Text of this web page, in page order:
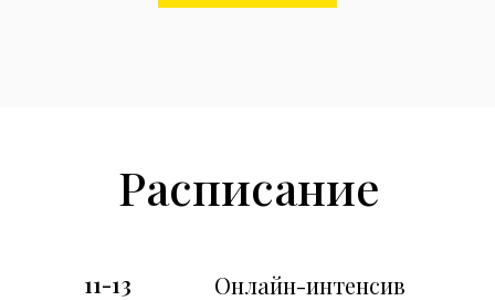
Расписание
11-13
Онлайн-интенсив